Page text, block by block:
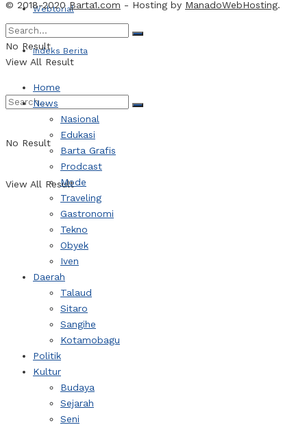
Webtorial
Indeks Berita
No Result
View All Result
© 2018-2020 Barta1.com - Hosting by ManadoWebHosting.
No Result
View All Result
Home
News
Nasional
Edukasi
Barta Grafis
Prodcast
Mode
Traveling
Gastronomi
Tekno
Obyek
Iven
Daerah
Talaud
Sitaro
Sangihe
Kotamobagu
Politik
Kultur
Budaya
Sejarah
Seni